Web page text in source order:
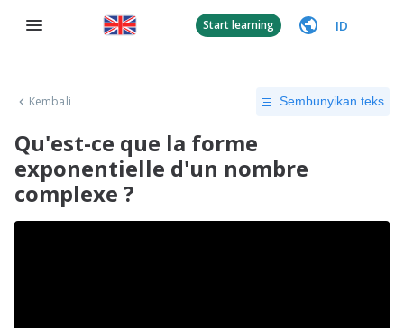
Start learning ID
Kembali Sembunyikan teks
Qu'est-ce que la forme
exponentielle d'un nombre
complexe ?